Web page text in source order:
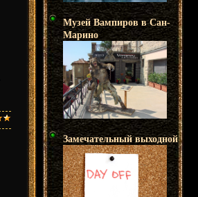
Музей Вампиров в Сан-
Марино
Замечательный выходной